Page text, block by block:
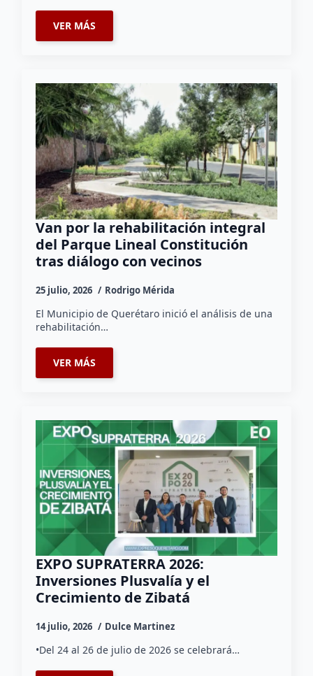
VER MÁS
Van por la rehabilitación integral
del Parque Lineal Constitución
tras diálogo con vecinos
25 julio, 2026 Rodrigo Mérida
El Municipio de Querétaro inició el análisis de una
rehabilitación…
VER MÁS
EXPO SUPRATERRA 2026:
Inversiones Plusvalía y el
Crecimiento de Zibatá
14 julio, 2026 Dulce Martinez
•Del 24 al 26 de julio de 2026 se celebrará…